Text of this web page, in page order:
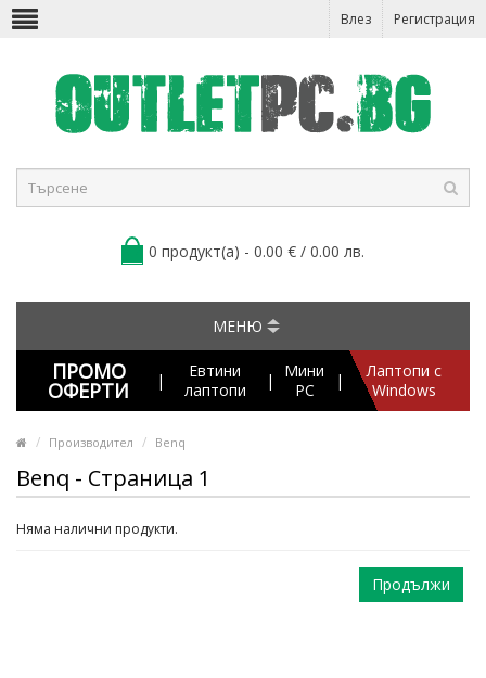
Влез Регистрация
0 продукт(а) - 0.00 € / 0.00 лв.
МЕНЮ
ПРОМО
ОФЕРТИ |
Евтини
лаптопи
|
Мини
PC
|
Лаптопи с
Windows
Производител Benq
Benq - Страница 1
Няма налични продукти.
Продължи